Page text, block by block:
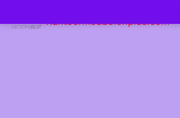
Kantoormeubelenplus.com